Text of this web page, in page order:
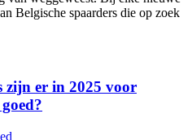
Belgische spaarders die op zoek
zijn er in 2025 voor